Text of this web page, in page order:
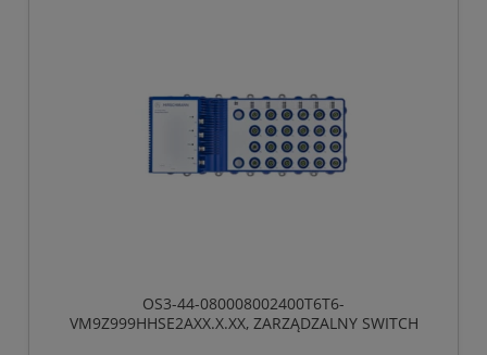
OS3-44-080008002400T6T6-
VM9Z999HHSE2AXX.X.XX, ZARZĄDZALNY SWITCH